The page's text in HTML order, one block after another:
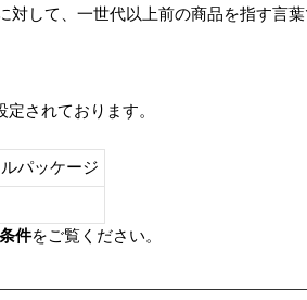
して、一世代以上前の商品を指す言葉
されております。
パッケージ
件をご覧ください。